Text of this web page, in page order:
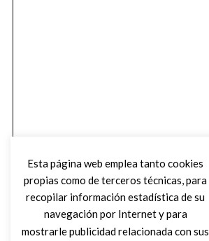
Esta página web emplea tanto cookies
propias como de terceros técnicas, para
recopilar información estadística de su
navegación por Internet y para
mostrarle publicidad relacionada con sus